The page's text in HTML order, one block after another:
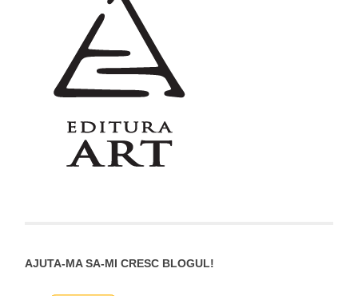
AJUTA-MA SA-MI CRESC BLOGUL!